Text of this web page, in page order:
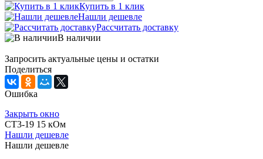
Купить в 1 клик
Нашли дешевле
Рассчитать доставку
В наличии
Запросить актуальные цены и остатки
Поделиться
Ошибка
Закрыть окно
СТ3-19 15 кОм
Нашли дешевле
Нашли дешевле